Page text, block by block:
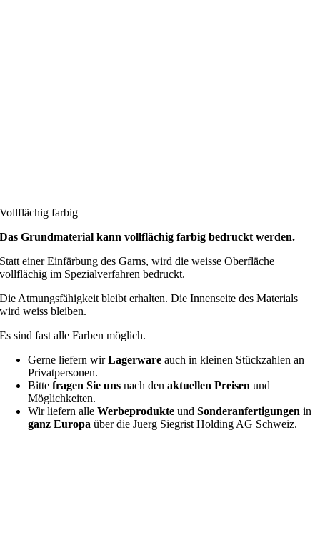
Vollflächig farbig
Das Grundmaterial kann vollflächig farbig bedruckt werden.
Statt einer Einfärbung des Garns, wird die weisse Oberfläche
vollflächig im Spezialverfahren bedruckt.
Die Atmungsfähigkeit bleibt erhalten. Die Innenseite des Materials
wird weiss bleiben.
Es sind fast alle Farben möglich.
Gerne liefern wirLagerware auch in kleinen Stückzahlen an
Privatpersonen.
Bittefragen Sie uns nach den aktuellen Preisen und
Möglichkeiten.
Wir liefern alleWerbeprodukte undSonderanfertigungen in
ganz Europa über die Juerg Siegrist Holding AG Schweiz.